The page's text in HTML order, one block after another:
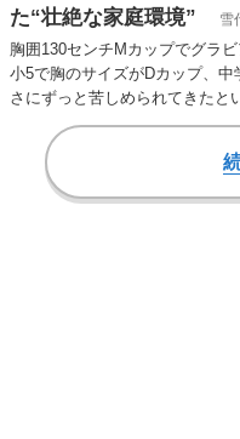
た“壮絶な家庭環境”
雪
胸囲130センチMカップでグラ
小5で胸のサイズがDカップ、
さにずっと苦しめられてきたと
され、高校の…